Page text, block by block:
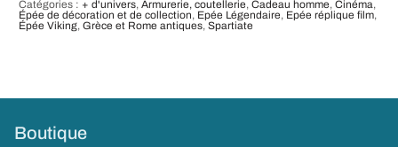
Catégories : + d'univers, Armurerie, coutellerie, Cadeau homme, Cinéma,
Épée de décoration et de collection, Epée Légendaire, Epée réplique film,
Épée Viking, Grèce et Rome antiques, Spartiate
Boutique